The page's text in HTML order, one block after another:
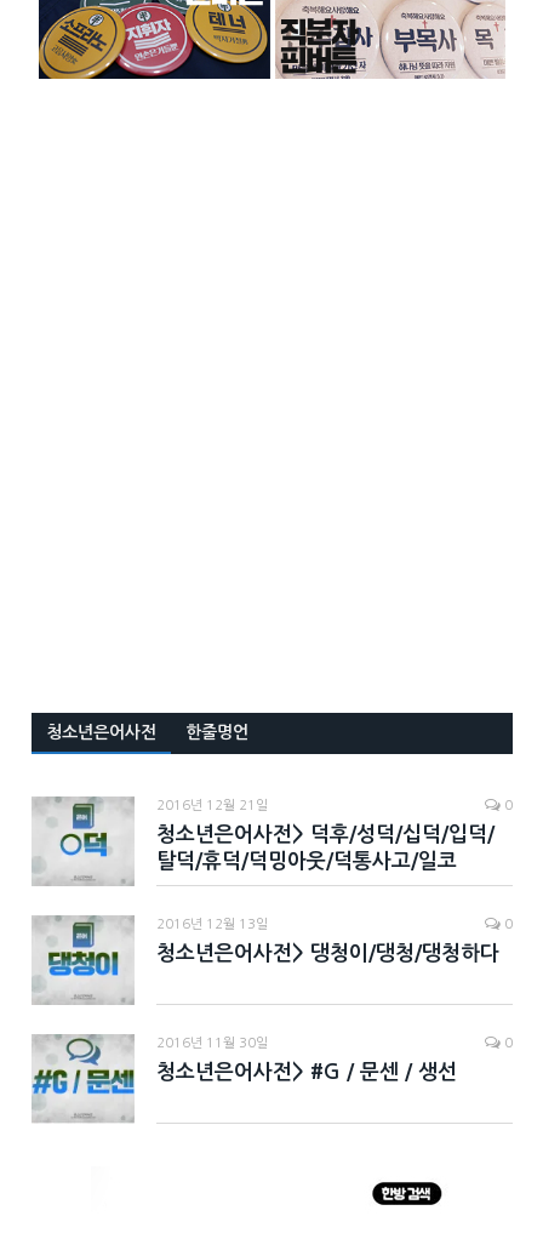
청소년은어사전 한줄명언
2016년 12월 21일 0
청소년은어사전> 덕후/성덕/십덕/입덕/
탈덕/휴덕/덕밍아웃/덕통사고/일코
2016년 12월 13일 0
청소년은어사전> 댕청이/댕청/댕청하다
2016년 11월 30일 0
청소년은어사전> #G / 문센 / 생선